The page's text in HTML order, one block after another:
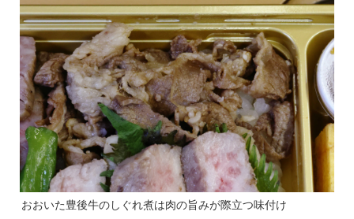
おおいた豊後牛のしぐれ煮は肉の旨みが際立つ味付け